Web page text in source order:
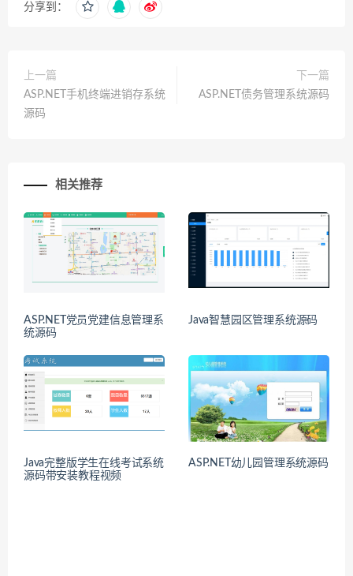
分享到：
上一篇
ASP.NET手机终端进销存系统
源码
下一篇
ASP.NET债务管理系统源码
相关推荐
ASP.NET党员党建信息管理系
统源码
Java智慧园区管理系统源码
Java完整版学生在线考试系统
源码带安装教程视频
ASP.NET幼儿园管理系统源码